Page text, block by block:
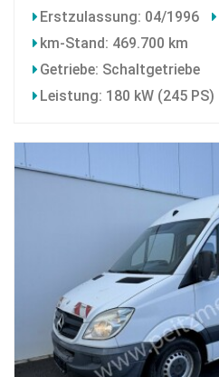
Erstzulassung: 04/1996
km-Stand: 469.700 km
Getriebe: Schaltgetriebe
Leistung: 180 kW (245 PS)